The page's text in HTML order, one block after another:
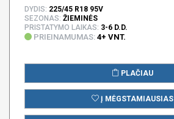
DYDIS: 225/45 R18 95V
SEZONAS: ŽIEMINĖS
PRISTATYMO LAIKAS: 3-6 D.D.
PRIEINAMUMAS: 4+ VNT.
PLAČIAU
Į MĖGSTAMIAUSIAS